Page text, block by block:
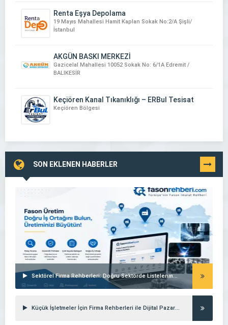
Renta Eşya Depolama
19 Mayıs Mahallesi Hamit Kaplan Sokak No:2/A Şişli/
İstanbul
AKGÜN BASKI MERKEZİ
Gazicelal Mahallesi 10052 Sokak No: 6/1A Edremit /
BALIKESİR
Keçiören Kanal Tıkanıklığı – ERBul Tesisat
Keçiören Bölgesi
SON EKLENEN HABERLER TÜMÜNÜ
GÖR
Sektörel Firma Rehberleri: Doğru Sektörde Listelenmenin Gücü
Küçük İşletmeler İçin Firma Rehberleri ile Dijital Pazarlama Stratejileri